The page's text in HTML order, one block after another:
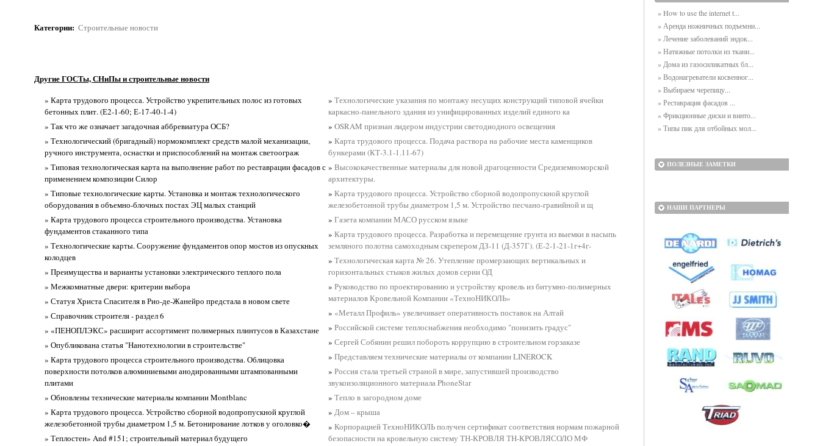
Категории: Строительные новости
Другие ГОСТы, СНиПы и строительные новости
» Карта трудового процесса. Устройство укрепительных полос из готовых
бетонных плит. (Е2-1-60; Е-17-40-1-4)
» Так что же означает загадочная аббревиатура ОСБ?
» Технологический (бригадный) нормокомплект средств малой механизации,
ручного инструмента, оснастки и приспособлений на монтаж светоограж
» Типовая технологическая карта на выполнение работ по реставрации фасадов с
применением композиции Силор
» Типовые технологические карты. Установка и монтаж технологического
оборудования в объемно-блочных постах ЭЦ малых станций
» Карта трудового процесса строительного производства. Установка
фундаментов стаканного типа
» Технологические карты. Сооружение фундаментов опор мостов из опускных
колодцев
» Преимущества и варианты установки электрического теплого пола
» Межкомнатные двери: критерии выбора
» Статуя Христа Спасителя в Рио-де-Жанейро предстала в новом свете
» Справочник строителя - раздел 6
» «ПЕНОПЛЭКС» расширит ассортимент полимерных плинтусов в Казахстане
» Опубликована статья "Нанотехнологии в строительстве"
» Карта трудового процесса строительного производства. Облицовка
поверхности потолков алюминиевыми анодированными штампованными
плитами
» Обновлены технические материалы компании Montblanc
» Карта трудового процесса. Устройство сборной водопропускной круглой
железобетонной трубы диаметром 1,5 м. Бетонирование лотков у оголовко�
» Теплостен» And #151; строительный материал будущего
» Технологические указания по монтажу несущих конструкций типовой ячейки
каркасно-панельного здания из унифицированных изделий единого ка
» OSRAM признан лидером индустрии светодиодного освещения
» Карта трудового процесса. Подача раствора на рабочие места каменщиков
бункерами (КТ-3.1-1.11-67)
» Высококачественные материалы для новой драгоценности Средиземноморской
архитектуры.
» Карта трудового процесса. Устройство сборной водопропускной круглой
железобетонной трубы диаметром 1,5 м. Устройство песчано-гравийной и щ
» Газета компании МАСО русском языке
» Карта трудового процесса. Разработка и перемещение грунта из выемки в насыпь
земляного полотна самоходным скрепером ДЗ-11 (Д-357Г). (Е-2-1-21-1г+4г-
» Технологическая карта № 26. Утепление промерзающих вертикальных и
горизонтальных стыков жилых домов серии ОД
» Руководство по проектированию и устройству кровель из битумно-полимерных
материалов Кровельной Компании «ТехноНИКОЛЬ»
» «Металл Профиль» увеличивает оперативность поставок на Алтай
» Российской системе теплоснабжения необходимо "понизить градус"
» Сергей Собянин решил побороть коррупцию в строительном горзаказе
» Представляем технические материалы от компании LINEROCK
» Россия стала третьей страной в мире, запустившей производство
звукоизоляционного материала PhoneStar
» Тепло в загородном доме
» Дом – крыша
» Корпорацией ТехноНИКОЛЬ получен сертификат соответствия нормам пожарной
безопасности на кровельную систему ТН-КРОВЛЯ ТН-КРОВЛЯСОЛО МФ
» How to use the internet t...
» Аренда ножничных подъемни...
» Лечение заболеваний эндок...
» Натяжные потолки из ткани...
» Дома из газосиликатных бл...
» Водонагреватели косвенног...
» Выбираем черепицу...
» Реставрация фасадов ...
» Фрикционные диски и винто...
» Типы пик для отбойных мол...
ПОЛЕЗНЫЕ ЗАМЕТКИ
НАШИ ПАРТНЕРЫ